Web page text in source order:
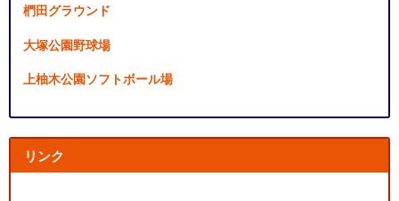
椚田グラウンド
大塚公園野球場
上柚木公園ソフトボール場
リンク